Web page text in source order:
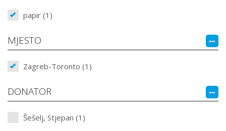
papir (1)
MJESTO
Zagreb-Toronto (1)
DONATOR
Šešelj, Stjepan (1)